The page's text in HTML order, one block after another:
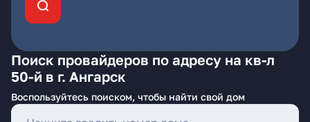
Поиск провайдеров по адресу на кв-л
50-й в г. Ангарск
Воспользуйтесь поиском, чтобы найти свой дом